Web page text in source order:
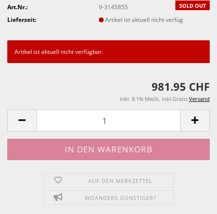
SOLD OUT
Art.Nr.:
V-3145855
Lieferzeit:
Artikel ist aktuell nicht verfüg
Artikel ist aktuell nicht verfügbar.
981.95 CHF
inkl. 8.1% MwSt. inkl.Gratis Versand
AUF DEN MERKZETTEL
WOANDERS GÜNSTIGER?